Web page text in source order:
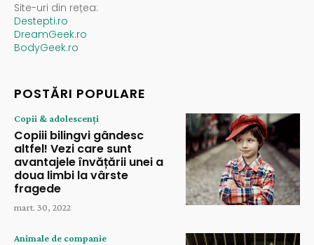
Site-uri din rețea:
Destepti.ro
DreamGeek.ro
BodyGeek.ro
POSTĂRI POPULARE
Copii & adolescenți
Copiii bilingvi gândesc
altfel! Vezi care sunt
avantajele învățării unei a
doua limbi la vârste
fragede
mart. 30, 2022
Animale de companie